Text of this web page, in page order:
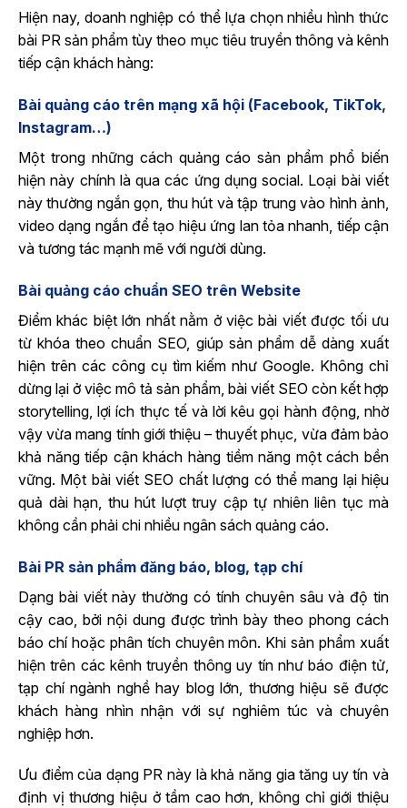
Hiện nay, doanh nghiệp có thể lựa chọn nhiều hình thức
bài PR sản phẩm tùy theo mục tiêu truyền thông và kênh
tiếp cận khách hàng:
Bài quảng cáo trên mạng xã hội (Facebook, TikTok,
Instagram…)
Một trong những cách quảng cáo sản phẩm phổ biến
hiện này chính là qua các ứng dụng social. Loại bài viết
này thường ngắn gọn, thu hút và tập trung vào hình ảnh,
video dạng ngắn để tạo hiệu ứng lan tỏa nhanh, tiếp cận
và tương tác mạnh mẽ với người dùng.
Bài quảng cáo chuẩn SEO trên Website
Điểm khác biệt lớn nhất nằm ở việc bài viết được tối ưu
từ khóa theo chuẩn SEO, giúp sản phẩm dễ dàng xuất
hiện trên các công cụ tìm kiếm như Google. Không chỉ
dừng lại ở việc mô tả sản phẩm, bài viết SEO còn kết hợp
storytelling, lợi ích thực tế và lời kêu gọi hành động, nhờ
vậy vừa mang tính giới thiệu – thuyết phục, vừa đảm bảo
khả năng tiếp cận khách hàng tiềm năng một cách bền
vững. Một bài viết SEO chất lượng có thể mang lại hiệu
quả dài hạn, thu hút lượt truy cập tự nhiên liên tục mà
không cần phải chi nhiều ngân sách quảng cáo.
Bài PR sản phẩm đăng báo, blog, tạp chí
Dạng bài viết này thường có tính chuyên sâu và độ tin
cậy cao, bởi nội dung được trình bày theo phong cách
báo chí hoặc phân tích chuyên môn. Khi sản phẩm xuất
hiện trên các kênh truyền thông uy tín như báo điện tử,
tạp chí ngành nghề hay blog lớn, thương hiệu sẽ được
khách hàng nhìn nhận với sự nghiêm túc và chuyên
nghiệp hơn.
Ưu điểm của dạng PR này là khả năng gia tăng uy tín và
định vị thương hiệu ở tầm cao hơn, không chỉ giới thiệu